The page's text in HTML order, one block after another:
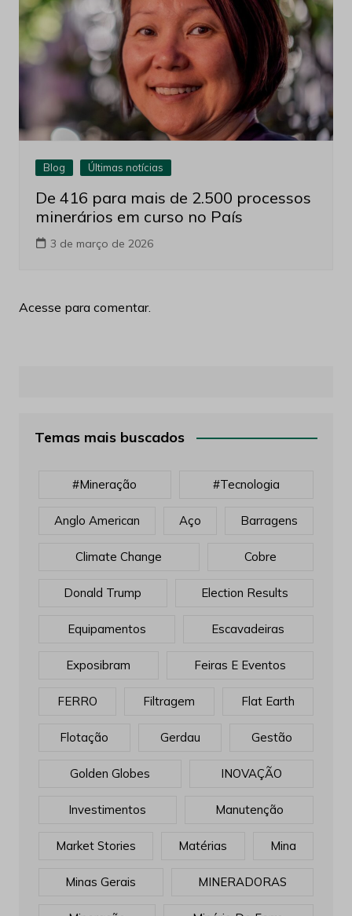
Blog Últimas notícias
De 416 para mais de 2.500 processos
minerários em curso no País
3 de março de 2026
Acesse para comentar.
Temas mais buscados
#mineração #tecnologia
Anglo American Aço Barragens
Climate Change Cobre
Donald Trump Election Results
Equipamentos Escavadeiras
Exposibram Feiras E Eventos
FERRO Filtragem Flat Earth
Flotação Gerdau Gestão
Golden Globes INOVAÇÃO
Investimentos Manutenção
Market Stories Matérias Mina
Minas Gerais MINERADORAS